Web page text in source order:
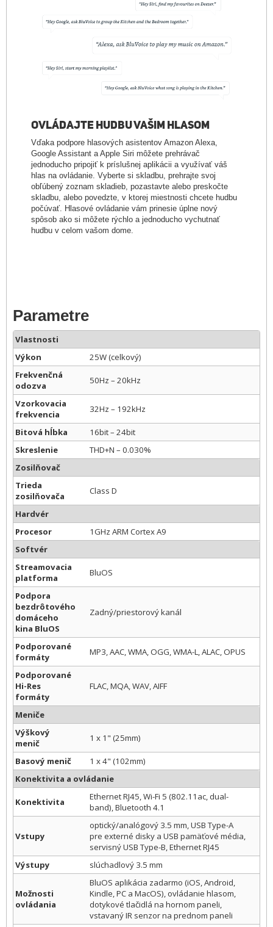
OVLÁDAJTE HUDBU VAŠIM HLASOM
Vďaka podpore hlasových asistentov Amazon Alexa,
Google Assistant a Apple Siri môžete prehrávač
jednoducho pripojiť k príslušnej aplikácii a využívať váš
hlas na ovládanie. Vyberte si skladbu, prehrajte svoj
obľúbený zoznam skladieb, pozastavte alebo preskočte
skladbu, alebo povedzte, v ktorej miestnosti chcete hudbu
počúvať. Hlasové ovládanie vám prinesie úplne nový
spôsob ako si môžete rýchlo a jednoducho vychutnať
hudbu v celom vašom dome.
Parametre
Vlastnosti
Výkon
25W (celkový)
Frekvenčná
odozva
50Hz – 20kHz
Vzorkovacia
frekvencia
32Hz – 192kHz
Bitová hĺbka
16bit – 24bit
Skreslenie
THD+N – 0.030%
Zosilňovač
Trieda
zosilňovača
Class D
Hardvér
Procesor
1GHz ARM Cortex A9
Softvér
Streamovacia
platforma
BluOS
Podpora
bezdrôtového
domáceho
kina BluOS
Zadný/priestorový kanál
Podporované
formáty
MP3, AAC, WMA, OGG, WMA-L, ALAC, OPUS
Podporované
Hi-Res
formáty
FLAC, MQA, WAV, AIFF
Meniče
Výškový
menič
1 x 1" (25mm)
Basový menič
1 x 4" (102mm)
Konektivita a ovládanie
Konektivita
Ethernet RJ45, Wi-Fi 5 (802.11ac, dual-
band), Bluetooth 4.1
Vstupy
optický/analógový 3.5 mm, USB Type-A
pre externé disky a USB pamäťové média,
servisný USB Type-B, Ethernet RJ45
Výstupy
slúchadlový 3.5 mm
Možnosti
ovládania
BluOS aplikácia zadarmo (iOS, Android,
Kindle, PC a MacOS), ovládanie hlasom,
dotykové tlačidlá na hornom paneli,
vstavaný IR senzor na prednom paneli